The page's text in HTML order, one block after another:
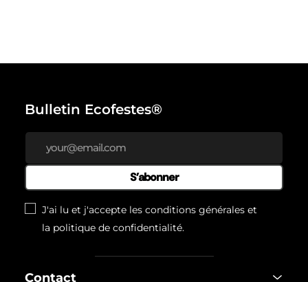
Bulletin Ecofestes®
S’abonner
J'ai lu et j'accepte les conditions générales et
la politique de confidentialité.
Contact